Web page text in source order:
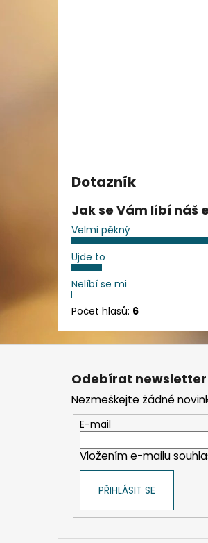
Dotazník
Jak se Vám líbí náš
Velmi pěkný
Ujde to
Nelíbí se mi
Počet hlasů: 6
Z
Odebírat newsletter
Nezmeškejte žádné
E-mail
Vložením e-mailu
PŘIHLÁSIT SE